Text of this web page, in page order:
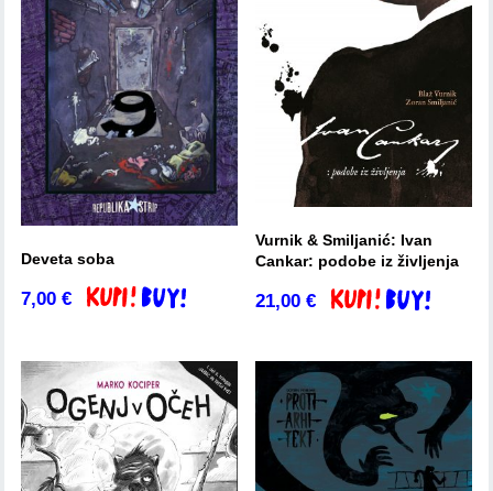
Deveta soba
7,00€ Dodaj v košarico
Vurnik & Smiljanić: Ivan
Cankar: podobe iz življenja
21,00€ Dodaj v košarico